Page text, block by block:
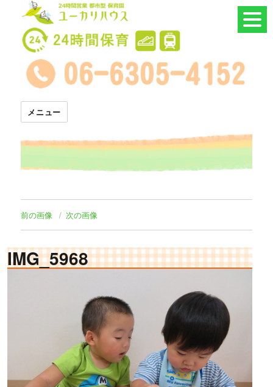
24時間託児所 ユーカリハウス
メニュー
前の画像 次の画像
IMG_5968